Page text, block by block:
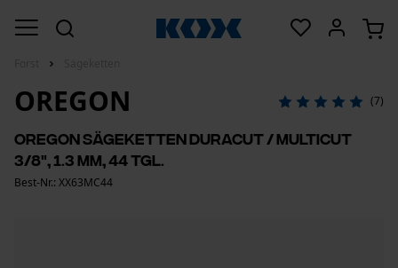
OREGON (7)
Oregon Sägeketten DuraCut / MultiCut
3/8", 1.3 mm, 44 Tgl.
Best-Nr.: XX63MC44